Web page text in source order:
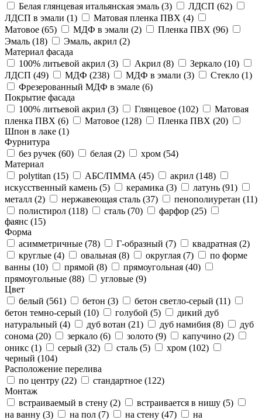
Белая глянцевая итальянская эмаль (3) ЛДСП (62)
ЛДСП в эмали (1) Матовая пленка ПВХ (4)
Матовое (65) МДФ в эмали (2) Пленка ПВХ (96)
Эмаль (18) Эмаль, акрил (2)
Материал фасада
100% литьевой акрил (3) Акрил (8) Зеркало (10)
ЛДСП (49) МДФ (238) МДФ в эмали (3) Стекло (1)
Фрезерованный МДФ в эмале (6)
Покрытие фасада
100% литьевой акрил (3) Глянцевое (102)
Матовая
пленка ПВХ (6) Матовое (128) Пленка ПВХ (20)
Шпон в лаке (1)
Фурнитура
без ручек (60) белая (2) хром (54)
Материал
polytitan (15) АБС/ПММА (45) акрил (148)
искусственный камень (5) керамика (3) латунь (91)
металл (2) нержавеющая сталь (37) пенополиуретан (11)
полистирол (118) сталь (70) фарфор (25)
фаянс (15)
Форма
асимметричные (78) Г-образный (7) квадратная (2)
круглые (4) овальная (8) округлая (7)
по форме
ванны (10) прямой (8) прямоугольная (40)
прямоугольные (88) угловые (9)
Цвет
белый (561) бетон (3) бетон светло-серый (11)
бетон темно-серый (10) голубой (5)
дикий дуб
натуральный (4) дуб вотан (21) дуб намибия (8)
дуб
сонома (20) зеркало (6) золото (9) капучино (2)
оникс (1) серый (32) сталь (5) хром (102)
черный (104)
Расположение перелива
по центру (22) стандартное (122)
Монтаж
встраиваемый в стену (2) встраивается в нишу (5)
на ванну (3) на пол (7) на стену (47)
на